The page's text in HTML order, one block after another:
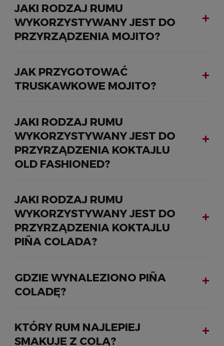
JAKI RODZAJ RUMU
WYKORZYSTYWANY JEST DO
PRZYRZĄDZENIA MOJITO?
JAK PRZYGOTOWAĆ
TRUSKAWKOWE MOJITO?
JAKI RODZAJ RUMU
WYKORZYSTYWANY JEST DO
PRZYRZĄDZENIA KOKTAJLU
OLD FASHIONED?
JAKI RODZAJ RUMU
WYKORZYSTYWANY JEST DO
PRZYRZĄDZENIA KOKTAJLU
PIÑA COLADA?
GDZIE WYNALEZIONO PIÑA
COLADĘ?
KTÓRY RUM NAJLEPIEJ
SMAKUJE Z COLĄ?